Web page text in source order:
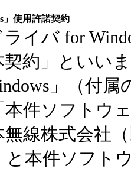
」使用許諾契約
イバ for
契約」といい
」（付
本件ソフトウ
無線株式会社
と本件ソフト